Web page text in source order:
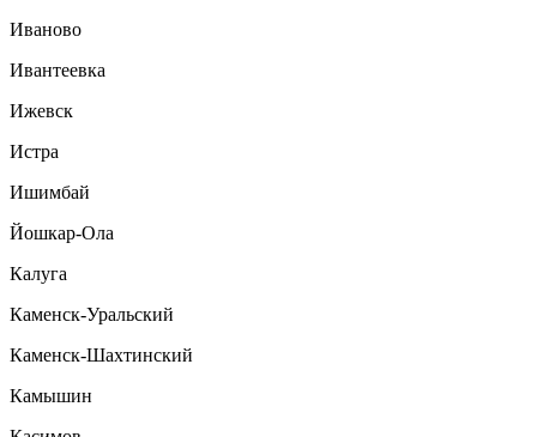
Иваново
Ивантеевка
Ижевск
Истра
Ишимбай
Йошкар-Ола
Калуга
Каменск-Уральский
Каменск-Шахтинский
Камышин